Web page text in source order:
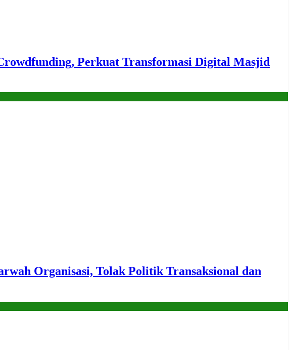
Perkuat Transformasi Digital Masjid
Organisasi, Tolak Politik Transaksional dan